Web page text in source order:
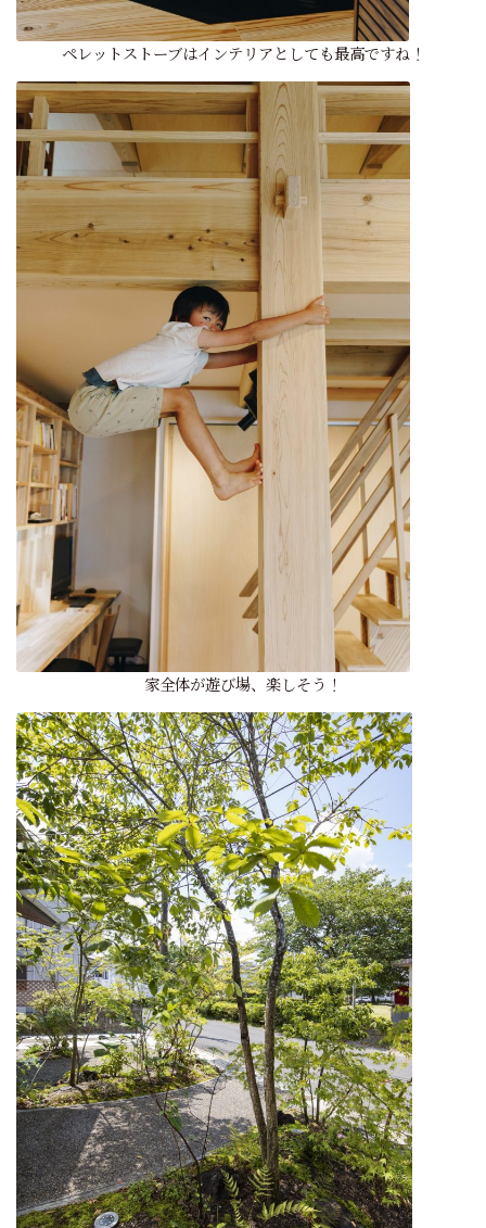
ペレットストーブはインテリアとしても最高ですね！
家全体が遊び場、楽しそう！